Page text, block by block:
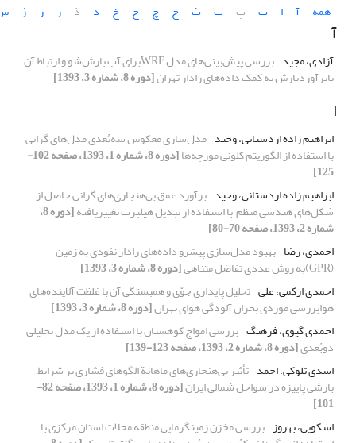
همه
آ ا ب پ ت ث ج چ ح خ د ذ ر ز ژ
آ
آزادی، مجید بررسی پیش‌بینی‌‌‌های مدل WRFبرای آب بارش‌شو و ارتباط آن
بابرآوردبارش به کمک داده‌های رادار تهران[دوره 8، شماره 3، 1393]
ا
ابراهیم زاده اردستانی، وحید مدل‌سازی معکوس سه‌بُعدی مدل‌های گرانی
با استفاده از الگوریتم کلونی مورچه‌‌ها [دوره 8، شماره 1، 1393، صفحه 102-
125]
ابراهیم زاده اردستانی، وحید برآورد عمق بی‌هنجاری‌های گرانی حاصل از
شکل‌های هندسی منظم با استفاده از تبدیل هیلبرت تغییریافته [دوره 8،
شماره 2، 1393، صفحه 70-80]
احمدی، رضا بهبود مدل‌سازی پیشرو داده‌‌‌های رادار نفوذی به زمین
(GPR)به روش عددی تفاضل متناهی
[دوره 8، شماره 3، 1393]
احمدی ارکمی، علی تحلیل پایداری جوّی و همبستگی آن با غلظت آلاینده‌های
هوابررسی موردی بحران آلودگی هوای تهران[دوره 8، شماره 3، 1393]
احمدی گیوی، فرهنگ بررسی امواج کوهستان با استفاده از یک مدل تحلیلی
دوبُعدی[دوره 8، شماره 2، 1393، صفحه 123-139]
اسدی تلوکی، احمد تأثیر بی‌هنجاری‌های ماهانة الگوهای فشاری بر شرایط
بارشی پاییزه در سواحل شمالی ایران [دوره 8، شماره 1، 1393، صفحه 82-
101]
اسکویی، بهروز بررسی مخزن زمین‏گرمایی منطقه محلات استان مرکزی با